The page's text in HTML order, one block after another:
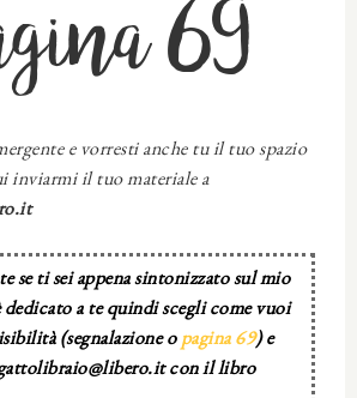
69
e vorresti anche tu il tuo spazio
inviarmi il tuo materiale a
se ti sei appena sintonizzato sul mio
a te quindi scegli come vuoi
(segnalazione opagina 69) e
con il libro